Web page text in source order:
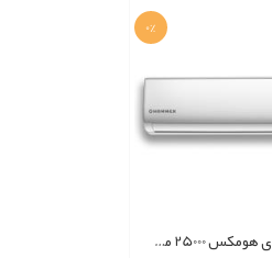
کولر گازي هومکس 25000 مدل HOMMEX H25CH-5015
0%